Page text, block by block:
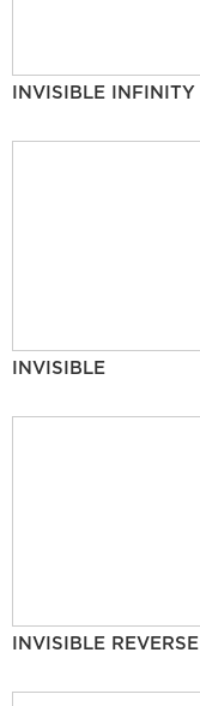
INVISIBLE INFINITY
INVISIBLE
INVISIBLE REVERSE